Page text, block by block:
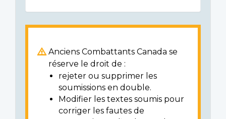
Anciens Combattants Canada se
réserve le droit de :
rejeter ou supprimer les
soumissions en double.
Modifier les textes soumis pour
corriger les fautes de